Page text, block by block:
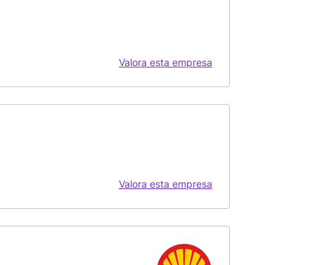
Valora esta empresa
Valora esta empresa